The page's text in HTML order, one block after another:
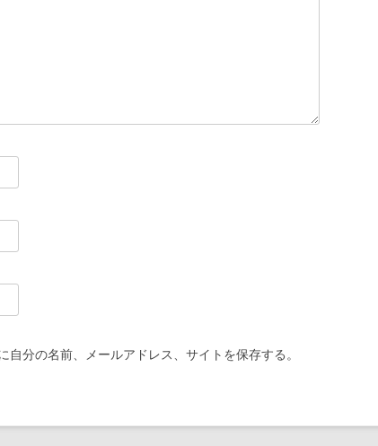
分の名前、メールアドレス、サイトを保存する。